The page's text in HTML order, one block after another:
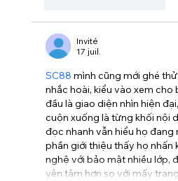
Invité
17 juil.
SC88 mình cũng mới ghé
nhắc hoài, kiểu vào xem cho
đầu là giao diện nhìn hiện
cuộn xuống là từng khối nội
đọc nhanh vẫn hiểu họ đang
phần giới thiệu thấy họ nhấn
nghệ với bảo mật nhiều lớp,
yên tâm hơn so với mấy